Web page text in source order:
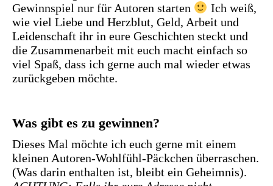
Gewinnspiel nur für Autoren starten
Ich weiß,
wie viel Liebe und Herzblut, Geld, Arbeit und
Leidenschaft ihr in eure Geschichten steckt und
die Zusammenarbeit mit euch macht einfach so
viel Spaß, dass ich gerne auch mal wieder etwas
zurückgeben möchte.
Was gibt es zu gewinnen?
Dieses Mal möchte ich euch gerne mit einem
kleinen Autoren-Wohlfühl-Päckchen überraschen.
(Was darin enthalten ist, bleibt ein Geheimnis).